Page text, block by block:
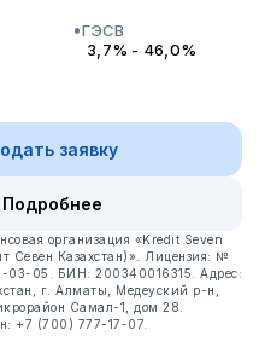
ГЭСВ
3,7% - 46,0%
заявку
Подробнее
организация «Kredit Seven
Севен Казахстан)».
Лицензия: №
03-05.
БИН: 200340016315.Адрес:
г. Алматы, Медеуский р-н,
Самал-1, дом 28.
+7 (700) 777-17-07.